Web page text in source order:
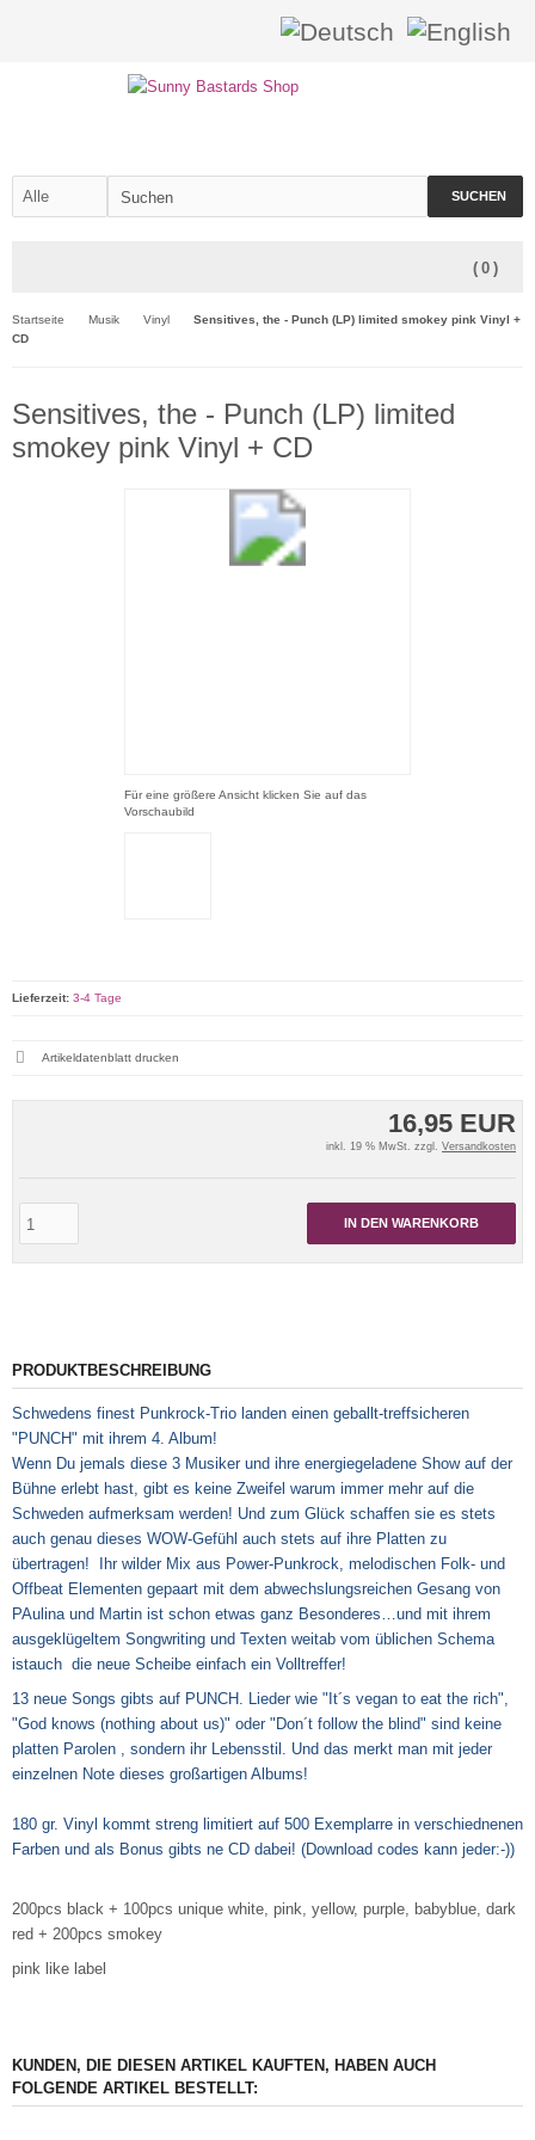
SUCHEN
( 0 )
Startseite Musik Vinyl
Sensitives, the - Punch (LP) limited smokey pink Vinyl +
CD
Sensitives, the - Punch (LP) limited
smokey pink Vinyl + CD
Für eine größere Ansicht klicken Sie auf das
Vorschaubild
16,95 EUR
inkl. 19 % MwSt. zzgl. Versandkosten
IN DEN WARENKORB
Lieferzeit: 3-4 Tage
Artikeldatenblatt drucken
PRODUKTBESCHREIBUNG
Schwedens finest Punkrock-Trio landen einen geballt-treffsicheren
"PUNCH" mit ihrem 4. Album!
Wenn Du jemals diese 3 Musiker und ihre energiegeladene Show auf der
Bühne erlebt hast, gibt es keine Zweifel warum immer mehr auf die
Schweden aufmerksam werden! Und zum Glück schaffen sie es stets
auch genau dieses WOW-Gefühl auch stets auf ihre Platten zu
übertragen! Ihr wilder Mix aus Power-Punkrock, melodischen Folk- und
Offbeat Elementen gepaart mit dem abwechslungsreichen Gesang von
PAulina und Martin ist schon etwas ganz Besonderes…und mit ihrem
ausgeklügeltem Songwriting und Texten weitab vom üblichen Schema
istauch die neue Scheibe einfach ein Volltreffer!
13 neue Songs gibts auf PUNCH. Lieder wie "It´s vegan to eat the rich",
"God knows (nothing about us)" oder "Don´t follow the blind" sind keine
platten Parolen , sondern ihr Lebensstil. Und das merkt man mit jeder
einzelnen Note dieses großartigen Albums!
180 gr. Vinyl kommt streng limitiert auf 500 Exemplarre in verschiednenen
Farben und als Bonus gibts ne CD dabei! (Download codes kann jeder:-))
200pcs black + 100pcs unique white, pink, yellow, purple, babyblue, dark
red + 200pcs smokey
pink like label
KUNDEN, DIE DIESEN ARTIKEL KAUFTEN, HABEN AUCH
FOLGENDE ARTIKEL BESTELLT: